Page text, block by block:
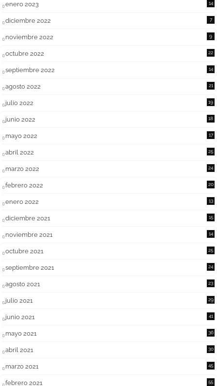
enero 2023 14
diciembre 2022 7
noviembre 2022 9
octubre 2022 22
septiembre 2022 14
agosto 2022 21
julio 2022 19
junio 2022 18
mayo 2022 17
abril 2022 25
marzo 2022 24
febrero 2022 20
enero 2022 13
diciembre 2021 15
noviembre 2021 14
octubre 2021 25
septiembre 2021 24
agosto 2021 23
julio 2021 29
junio 2021 41
mayo 2021 36
abril 2021 30
marzo 2021 45
febrero 2021 55